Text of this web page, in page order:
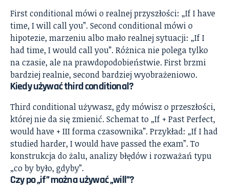
First conditional mówi o realnej przyszłości: „If I have
time, I will call you”. Second conditional mówi o
hipotezie, marzeniu albo mało realnej sytuacji: „If I
had time, I would call you”. Różnica nie polega tylko
na czasie, ale na prawdopodobieństwie. First brzmi
bardziej realnie, second bardziej wyobrażeniowo.
Kiedy używać third conditional?
Third conditional używasz, gdy mówisz o przeszłości,
której nie da się zmienić. Schemat to „If + Past Perfect,
would have + III forma czasownika”. Przykład: „If I had
studied harder, I would have passed the exam”. To
konstrukcja do żalu, analizy błędów i rozważań typu
„co by było, gdyby”.
Czy po „if” można używać „will”?